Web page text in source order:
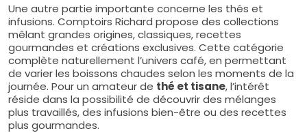
Une autre partie importante concerne les thés et
infusions. Comptoirs Richard propose des collections
mêlant grandes origines, classiques, recettes
gourmandes et créations exclusives. Cette catégorie
complète naturellement l’univers café, en permettant
de varier les boissons chaudes selon les moments de la
journée. Pour un amateur de thé et tisane, l’intérêt
réside dans la possibilité de découvrir des mélanges
plus travaillés, des infusions bien-être ou des recettes
plus gourmandes.